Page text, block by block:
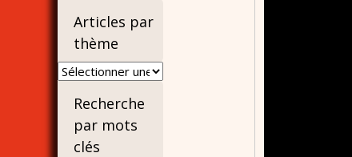
Articles par
thème
Articles
thème
Recherche
par mots
clés